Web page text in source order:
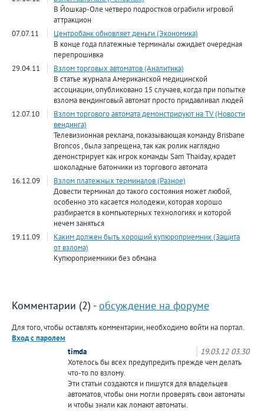
В Йошкар-Оле четверо подростков ограбили игровой
аттракцион
07.07.11
Центробанк обновляет деньги (Экономика)
В конце года платежные терминалы ожидает очередная
перепрошивка
29.04.11
Взлом торговых автоматов (Аналитика)
В статье журнала Американской медицинской
ассоциации, опубликовано 15 случаев, когда при попытке
взлома вендинговый автомат просто придавливал людей
12.07.10
Взлом торгового автомата демонстрируют на TV (Новости
вендинга)
Телевизионная реклама, показывающая команду Brisbane
Broncos , была запрещена, так как ролик наглядно
демонстрирует как игрок команды Sam Thaiday, крадет
шоколадные батончики из торгового автомата
16.12.09
Взлом платежных терминалов (Разное)
Довести терминал до такого состояния может любой,
особенно это касается молодежи, которая хорошо
разбирается в компьютерных технологиях и которой
нечем заняться
19.11.09
Каким должен быть хороший купюроприемник (Защита
от взлома)
Купюроприемники без обмана
Комментарии (2) -обсуждение на форуме
Для того, чтобы оставлять комментарии, необходимо войти на портал.
Вход с паролем
19.03.12 03.30
timda
Хотелось бы всех предупредить прежде чем делать
что-то по взлому.
Эти статьи создаются и пишутся для владельцев
автоматов, чтобы они могли проверять свои автоматы
и чтобы знали как ломают автоматы.